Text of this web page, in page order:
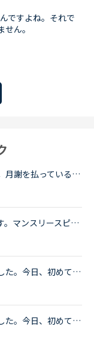
ですよね。それで
ん。
レッスンのボタンを押す勇気がありません。月謝を払っているので、いつでもどこでもレッスンできる筈なのに、そのボタンを押す勇気がなくて、結局思うように回数をこなせず、一回あたりのレッスンがものすごく高...
カランが辛いです。カランはステージ５です。マンスリースピーキングテストは毎回５か６です。オンライン英会話は1年前に他社で入会し、カランに惹かれてNCへ転校（？）しました。最初は死ぬほど緊張していたレッ...
少し励ましていただけたらと思い投稿しました。今日、初めて男性講師を予約しました。しかし、なぜ同性の講師を選ばなかったんだと不快な思いをさせてしまうのではないかと心配です。そもそも、英語以前に人と話...
少し励ましていただけたらと思い投稿しました。今日、初めて男性講師を予約しました。しかし、なぜ同性の講師を選ばなかったんだと不快な思いをさせてしまうのではないかと心配です。そもそも、英語以前に人と話...